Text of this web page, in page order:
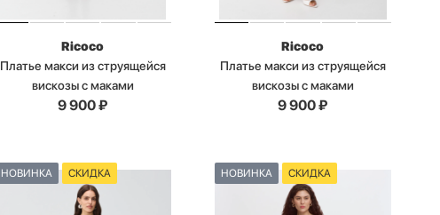
Ricoco
Платье макси из струящейся
вискозы с маками
9 900₽
Ricoco
Платье макси из струящейся
вискозы с маками
9 900₽
НОВИНКА СКИДКА НОВИНКА СКИДКА